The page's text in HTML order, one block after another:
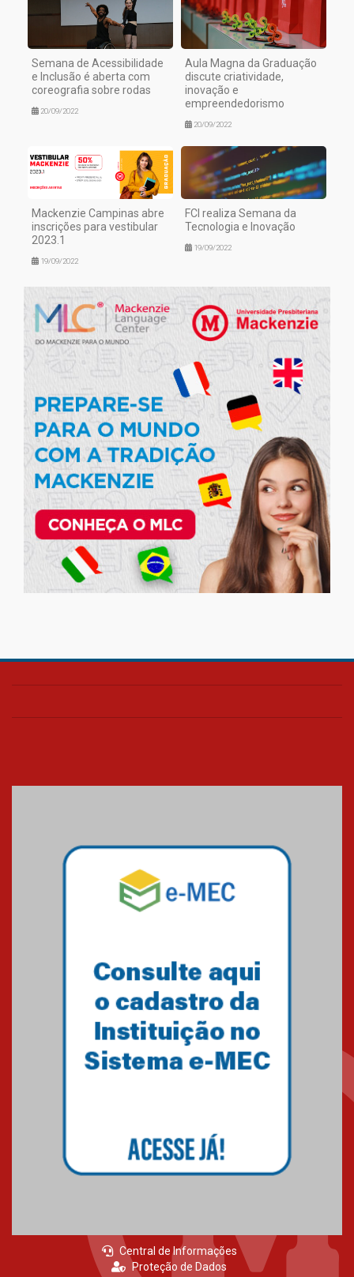
Semana de Acessibilidade
e Inclusão é aberta com
coreografia sobre rodas
20/09/2022
Aula Magna da Graduação
discute criatividade,
inovação e
empreendedorismo
20/09/2022
Mackenzie Campinas abre
inscrições para vestibular
2023.1
19/09/2022
FCI realiza Semana da
Tecnologia e Inovação
19/09/2022
Central de Informações
Proteção de Dados